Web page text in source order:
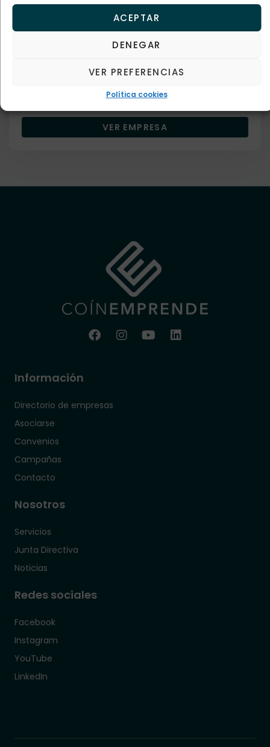
ACEPTAR
DENEGAR
VER PREFERENCIAS
Política cookies
RESTAURANTE LA CRUZ DE PIEDRA
VER EMPRESA
Empresa verificada
Información
Directorio de empresas
Asociarse
Convenios
Campañas
Contacto
Nosotros
Servicios
Junta Directiva
Noticias
Redes sociales
Facebook
Instagram
YouTube
LinkedIn